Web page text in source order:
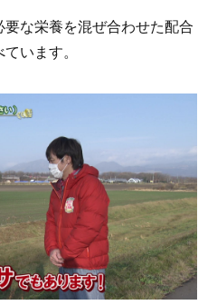
な栄養を混ぜ合わせた配合
います。